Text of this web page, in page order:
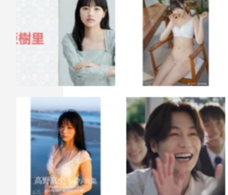
ひとつひとつのお仕事に対して愛を
んでいきたいです。